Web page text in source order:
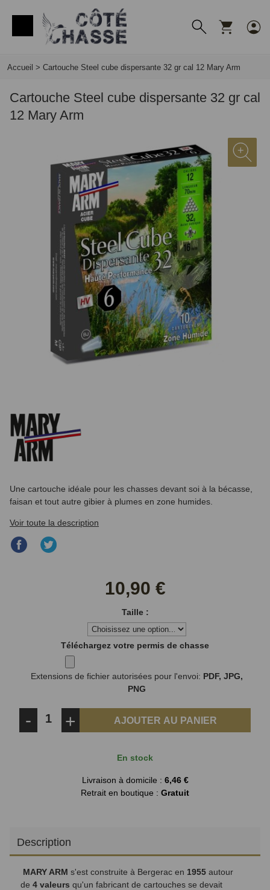
Accueil > Cartouche Steel cube dispersante 32 gr cal 12 Mary Arm
Cartouche Steel cube dispersante 32 gr cal
12 Mary Arm
Une cartouche idéale pour les chasses devant soi à la bécasse,
faisan et tout autre gibier à plumes en zone humides.
Voir toute la description
Partager
10,90 €
Taille :
Téléchargez votre permis de chasse
Extensions de fichier autorisées pour l'envoi: PDF, JPG,
PNG
- + AJOUTER AU PANIER
En stock
Livraison à domicile : 6,46 €
Retrait en boutique : Gratuit
Description
MARY ARM s'est construite à Bergerac en 1955 autour
de 4 valeurs qu'un fabricant de cartouches se devait